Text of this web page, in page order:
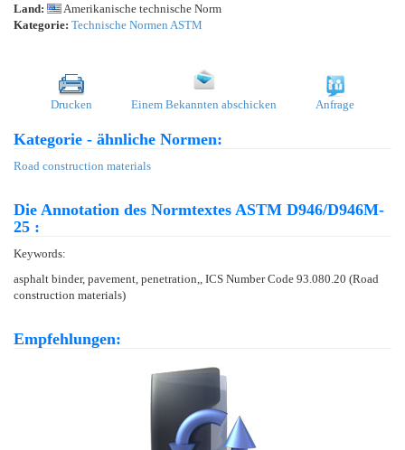
Land:
Amerikanische technische Norm
Kategorie: Technische Normen ASTM
Drucken Einem Bekannten abschicken Anfrage
Kategorie - ähnliche Normen:
Road construction materials
Die Annotation des Normtextes ASTM D946/D946M-
25 :
Keywords:
asphalt binder, pavement, penetration,, ICS Number Code 93.080.20 (Road
construction materials)
Empfehlungen: